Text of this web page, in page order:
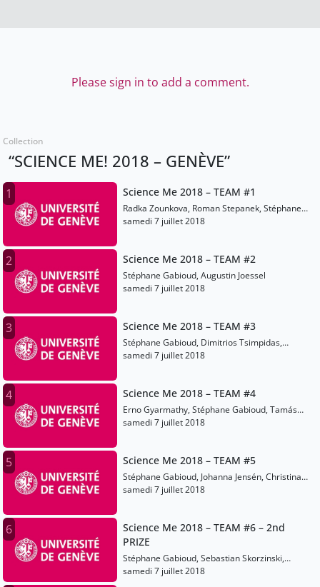
Please sign in to add a comment.
Collection
“SCIENCE ME! 2018 – GENÈVE”
1 Science Me 2018 – TEAM #1
Radka Zounkova, Roman Stepanek, Stéphane
Gabioud
samedi 7 juillet 2018
2 Science Me 2018 – TEAM #2
Stéphane Gabioud, Augustin Joessel
samedi 7 juillet 2018
3 Science Me 2018 – TEAM #3
Stéphane Gabioud, Dimitrios Tsimpidas,
Panagiotis Lazos
samedi 7 juillet 2018
4 Science Me 2018 – TEAM #4
Erno Gyarmathy, Stéphane Gabioud, Tamás
Zelles
samedi 7 juillet 2018
5 Science Me 2018 – TEAM #5
Stéphane Gabioud, Johanna Jensén, Christina
Humina
samedi 7 juillet 2018
6
Science Me 2018 – TEAM #6 – 2nd
PRIZE
Stéphane Gabioud, Sebastian Skorzinski,
Marius Herold
samedi 7 juillet 2018